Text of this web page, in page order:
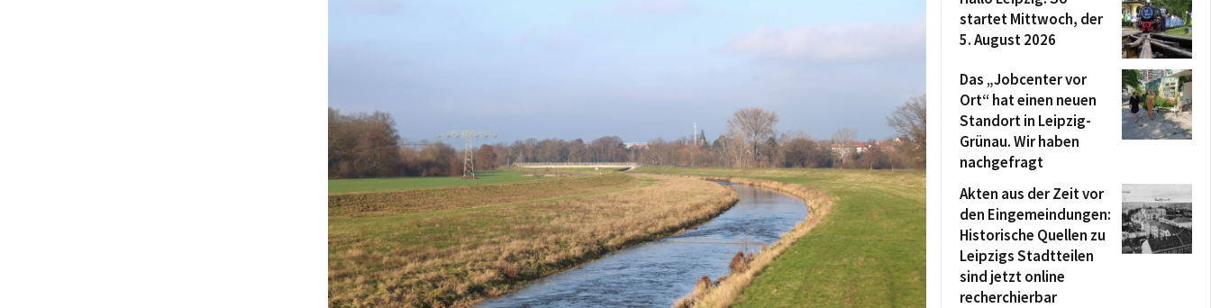
startet Mittwoch, der
5. August 2026
Das „Jobcenter vor
Ort“ hat einen neuen
Standort in Leipzig-
Grünau. Wir haben
nachgefragt
Akten aus der Zeit vor
den Eingemeindungen:
Historische Quellen zu
Leipzigs Stadtteilen
sind jetzt online
recherchierbar